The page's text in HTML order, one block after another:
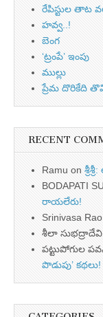
రేపిస్టుల తాట
హవ్వ..!
బెంగ
‘ట్రంపే’ ఇంపు
ముల్లు
ప్రేమ దొరికేది
RECENT
Ramu on
BODAPATI
రాయలేరు!
Srinivasa
శీలా సుభద్రాదేవి
పట్టుపోగుల
పొడుపు’ కథలు!